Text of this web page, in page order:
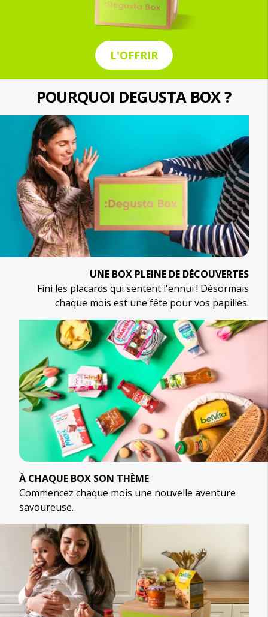
L'OFFRIR
POURQUOI DEGUSTA BOX ?
UNE BOX PLEINE DE DÉCOUVERTES
Fini les placards qui sentent l'ennui ! Désormais
chaque mois est une fête pour vos papilles.
À CHAQUE BOX SON THÈME
Commencez chaque mois une nouvelle aventure
savoureuse.